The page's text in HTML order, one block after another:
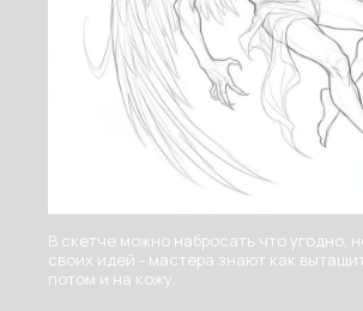
В скетче можно набросать что угодно,
своих идей - мастера знают как
потом и на кожу.